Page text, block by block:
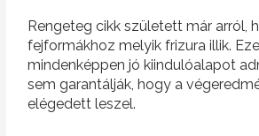
Rengeteg cikk született már arról,
fejformákhoz melyik frizura illik.
mindenképpen jó kiindulóalapot
sem garantálják, hogy a
elégedett leszel.